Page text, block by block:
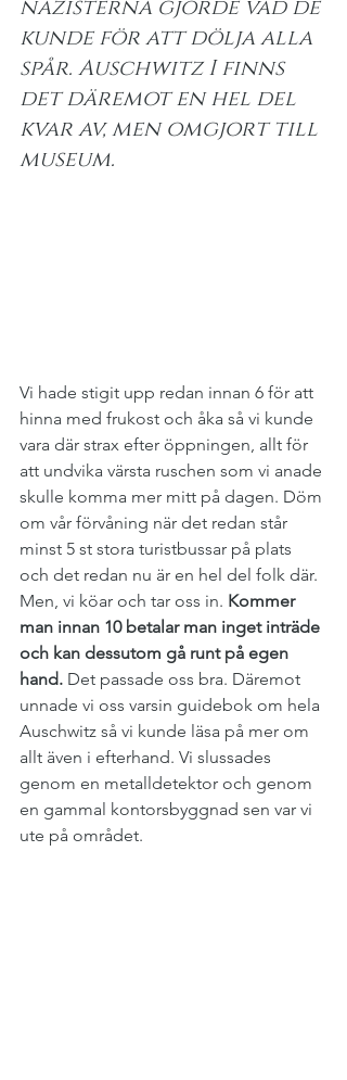
nazisterna gjorde vad de
kunde för att dölja alla
spår. Auschwitz I finns
det däremot en hel del
kvar av, men omgjort till
museum.
Vi hade stigit upp redan innan 6 för att
hinna med frukost och åka så vi kunde
vara där strax efter öppningen, allt för
att undvika värsta ruschen som vi anade
skulle komma mer mitt på dagen. Döm
om vår förvåning när det redan står
minst 5 st stora turistbussar på plats
och det redan nu är en hel del folk där.
Men, vi köar och tar oss in. Kommer
man innan 10 betalar man inget inträde
och kan dessutom gå runt på egen
hand. Det passade oss bra. Däremot
unnade vi oss varsin guidebok om hela
Auschwitz så vi kunde läsa på mer om
allt även i efterhand. Vi slussades
genom en metalldetektor och genom
en gammal kontorsbyggnad sen var vi
ute på området.